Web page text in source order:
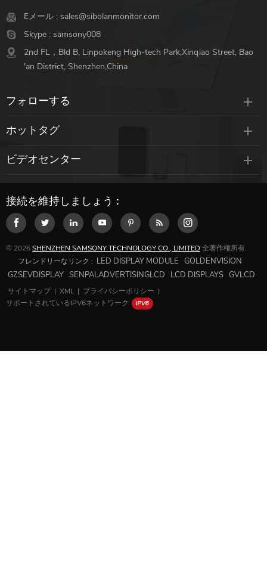
Eメール : sales@sibolanmonitor.com
Skype : samsony008
2nd FL，Bld B, Linpokeng High-tech Park,Xinqiao Street, Bao
'an District, Shenzhen,China
フォローする
ホットタグ
ビデオセンター
接続を維持しましょう :
© 2026SHENZHEN SAMSONY TECHNOLOGY CO., LIMITED 全著作権所有.
フレンドリーなリンク : LED DISPLAY MODULE GOLDENVISION
GZSEVDISPLAY SENPALADVERTISINGLCD LCD DISPLAYS GVLCD
サイトマップ | XML | プライバシーポリシー |
サポートされているIPV6ネットワーク